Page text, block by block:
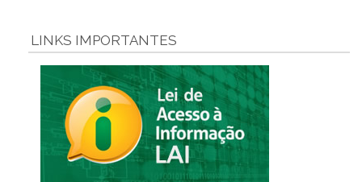
LINKS IMPORTANTES